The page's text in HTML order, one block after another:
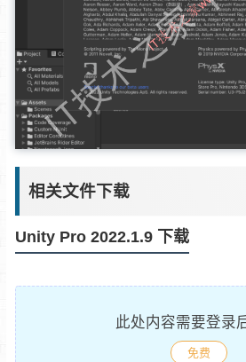
相关文件下载
Unity Pro 2022.1.9 下载
此处内容需要登录
免费